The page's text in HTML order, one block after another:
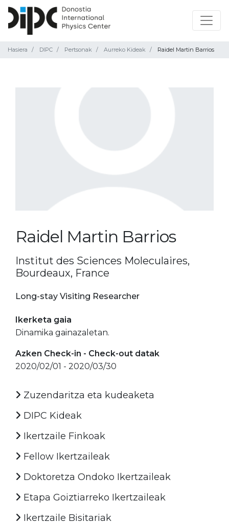
Hasiera DIPC Pertsonak Aurreko Kideak Raidel Martin Barrios
Raidel Martin Barrios
Institut des Sciences Moleculaires,
Bourdeaux, France
Long-stay Visiting Researcher
Ikerketa gaia
Dinamika gainazaletan.
Azken Check-in - Check-out datak
2020/02/01 - 2020/03/30
Zuzendaritza eta kudeaketa
DIPC Kideak
Ikertzaile Finkoak
Fellow Ikertzaileak
Doktoretza Ondoko Ikertzaileak
Etapa Goiztiarreko Ikertzaileak
Ikertzaile Bisitariak